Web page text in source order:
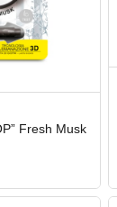
Fresh Musk